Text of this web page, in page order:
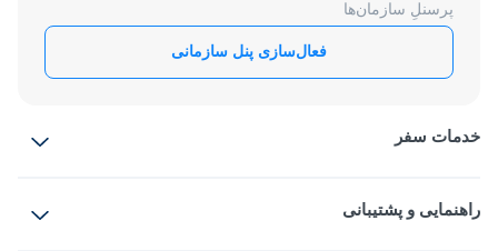
پرسنلِ سازمان‌ها
فعال‌سازی پنل سازمانی
خدمات سفر
بلیط قطار
راهنمایی و پشتیبانی